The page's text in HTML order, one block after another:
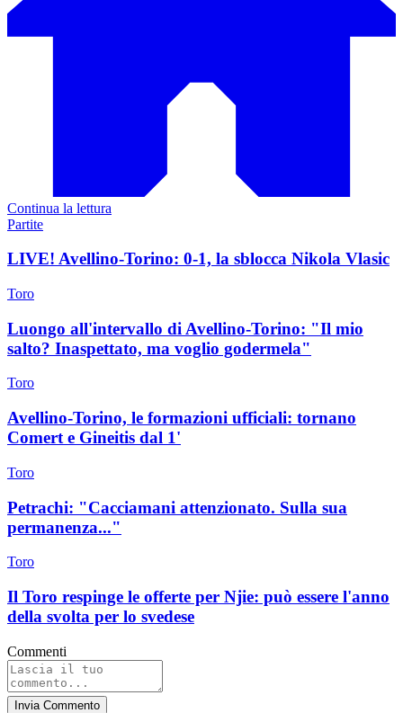
Continua la lettura
Partite
LIVE! Avellino-Torino: 0-1, la sblocca Nikola Vlasic
Toro
Luongo all'intervallo di Avellino-Torino: "Il mio
salto? Inaspettato, ma voglio godermela"
Toro
Avellino-Torino, le formazioni ufficiali: tornano
Comert e Gineitis dal 1'
Toro
Petrachi: "Cacciamani attenzionato. Sulla sua
permanenza..."
Toro
Il Toro respinge le offerte per Njie: può essere l'anno
della svolta per lo svedese
Commenti
Invia Commento